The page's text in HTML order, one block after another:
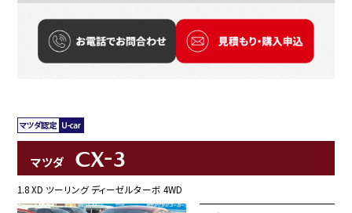
マツダ CX-3
1.8 XD ツーリング ディーゼルターボ 4WD